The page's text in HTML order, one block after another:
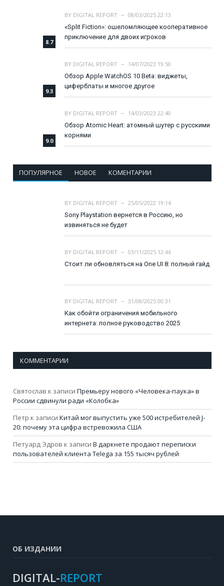
8.7
BY DIGITAL REPORT
08/03/2025 22:13
«Split Fiction»: ошеломляющее кооперативное
приключение для двоих игроков
9.3
BY DIGITAL REPORT
14/07/2023 19:50
Обзор Apple WatchOS 10 Beta: виджеты,
циферблаты и многое другое
9.0
BY DIGITAL REPORT
14/03/2023 22:40
Обзор Atomic Heart: атомный шутер с русскими
корнями
ПОПУЛЯРНОЕ НОВОЕ КОМЕНТАРИИ
BY DIGITAL REPORT
25/05/2022 19:14
Sony Playstation вернется в Россию, но
извиняться не будет
BY DIGITAL REPORT
03/11/2025 12:46
Стоит ли обновляться на One UI 8: полный гайд
BY DIGITAL REPORT
31/08/2025 00:31
Как обойти ограничения мобильного
интернета: полное руководство 2025
КОММЕНТАРИИ
Святослав к записи Премьеру нового «Человека-паука» в
России сдвинули ради «Колобка»
Петр к записи Китай мог выпустить уже 500 истребителей J-
20: почему эта цифра встревожила США
Петуард Эдров к записи В даркнете продают переписки
пользователей клиента Telega за 155 тысяч рублей
ОБ ИЗДАНИИ
DIGITAL-REPORT